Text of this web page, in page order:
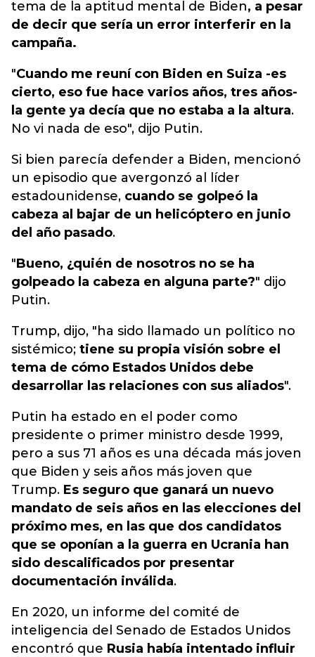
tema de la aptitud mental de Biden, a pesar
de decir que sería un error interferir en la
campaña.
"Cuando me reuní con Biden en Suiza -es
cierto, eso fue hace varios años, tres años-
la gente ya decía que no estaba a la altura.
No vi nada de eso", dijo Putin.
Si bien parecía defender a Biden, mencionó
un episodio que avergonzó al líder
estadounidense, cuando se golpeó la
cabeza al bajar de un helicóptero en junio
del año pasado.
"Bueno, ¿quién de nosotros no se ha
golpeado la cabeza en alguna parte?" dijo
Putin.
Trump, dijo, "ha sido llamado un político no
sistémico; tiene su propia visión sobre el
tema de cómo Estados Unidos debe
desarrollar las relaciones con sus aliados".
Putin ha estado en el poder como
presidente o primer ministro desde 1999,
pero a sus 71 años es una década más joven
que Biden y seis años más joven que
Trump. Es seguro que ganará un nuevo
mandato de seis años en las elecciones del
próximo mes, en las que dos candidatos
que se oponían a la guerra en Ucrania han
sido descalificados por presentar
documentación inválida.
En 2020, un informe del comité de
inteligencia del Senado de Estados Unidos
encontró que Rusia había intentado influir